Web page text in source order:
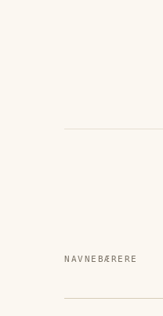
NAVNEBÆRERE